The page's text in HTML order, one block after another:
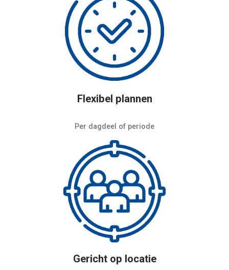
Flexibel plannen
Per dagdeel of periode
Gericht op locatie